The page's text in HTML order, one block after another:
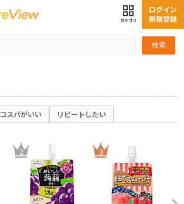
検索
ログイン
新規登録
コスパがいい リピートしたい
2 3